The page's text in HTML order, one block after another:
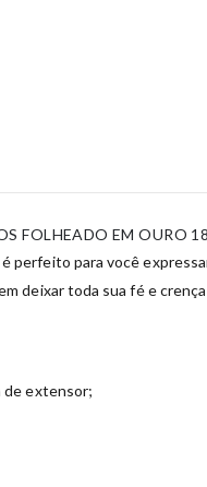
FOLHEADO EM OURO
perfeito para você
deixar toda sua fé e
de extensor;